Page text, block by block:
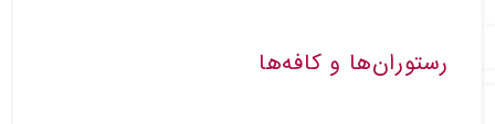
رستوران‌ها و کافه‌ها